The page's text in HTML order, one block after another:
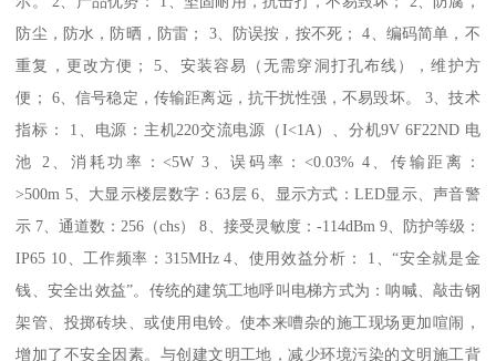
防尘，防水，防晒，防雷； 3、防误按，按不死； 4、编码简单，不
重复，更改方便； 5、安装容易（无需穿洞打孔布线），维护方
便； 6、信号稳定，传输距离远，抗干扰性强，不易毁坏。 3、技术
指标： 1、电源：主机220交流电源（I<1A）、分机9V 6F22ND 电
池 2、消耗功率：<5W 3、误码率：<0.03% 4、传输距离：
>500m 5、大显示楼层数字：63层 6、显示方式：LED显示、声音警
示 7、通道数：256（chs） 8、接受灵敏度：-114dBm 9、防护等级：
IP65 10、工作频率：315MHz 4、使用效益分析： 1、“安全就是金
钱、安全出效益”。传统的建筑工地呼叫电梯方式为：呐喊、敲击钢
架管、投掷砖块、或使用电铃。使本来嘈杂的施工现场更加喧闹，
增加了不安全因素。与创建文明工地，减少环境污染的文明施工背